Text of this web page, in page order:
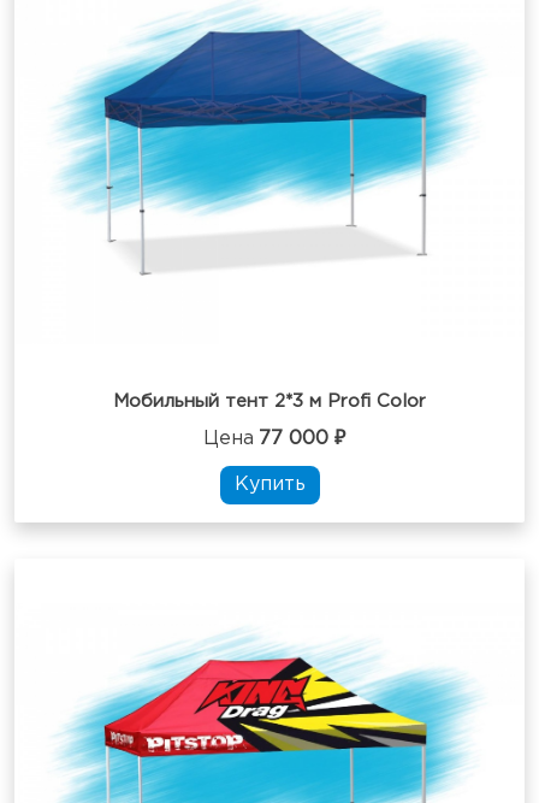
Мобильный тент 2*3 м Profi Color
Цена 77 000 ₽
Купить